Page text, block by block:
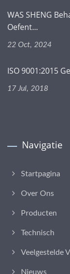
WAS SHENG
Oefent...
22 Oct, 2024
ISO 9001:2015
17 Jul, 2018
Navigatie
Startpagina
Over Ons
Producten
Technisch
Veelgestelde
Nieuws